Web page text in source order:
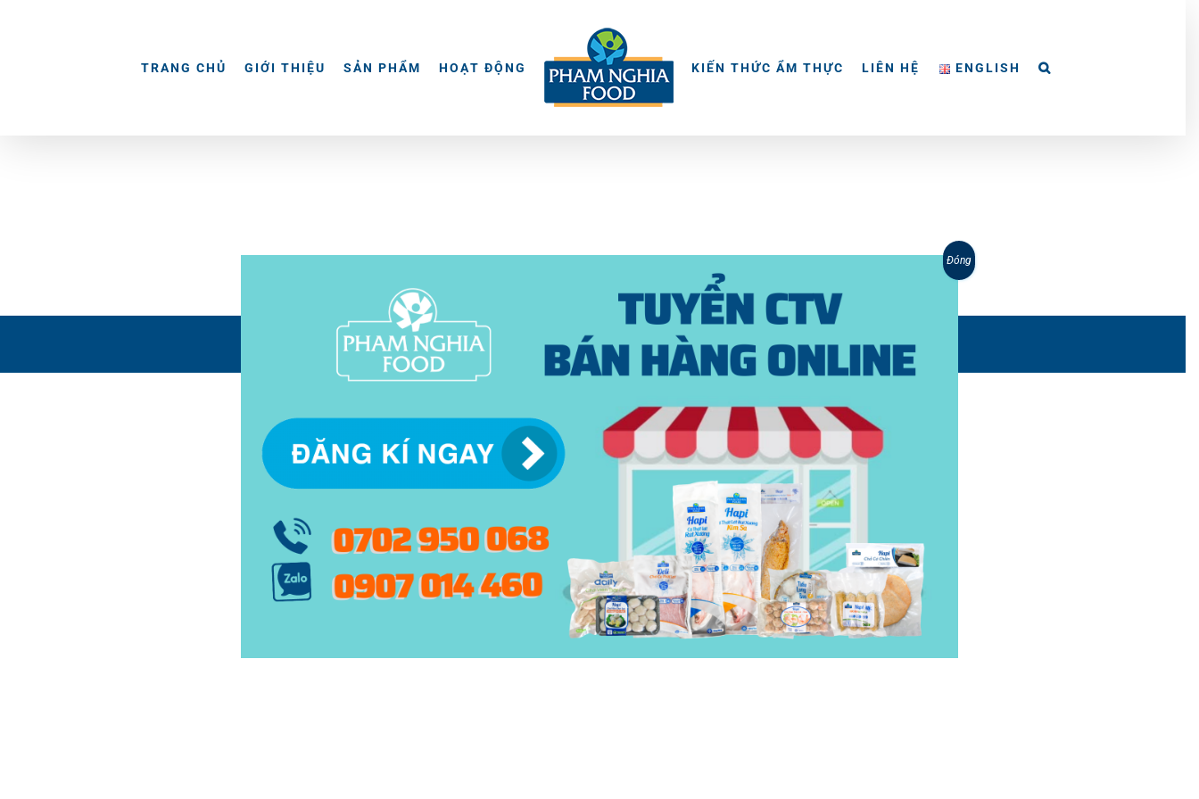
TRANG CHỦ GIỚI THIỆU SẢN PHẨM HOẠT ĐỘNG KIẾN THỨC ẨM THỰC LIÊN HỆ ENGLISH
© 2015 -
2026 | BẢN QUYỀN NỘI DUNG BỞI PHẠM NGHĨA
THIẾT KẾ VÀ XÂY DỰNG BỞI KEY DIGITAL | BẢO LƯU TOÀN QUYỀN
Đóng